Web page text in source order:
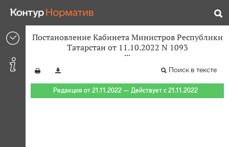
Постановление Кабинета Министров Республики
Татарстан от 11.10.2022 N 1093
Поиск в тексте
Редакция от 21.11.2022 — Действует с 21.11.2022